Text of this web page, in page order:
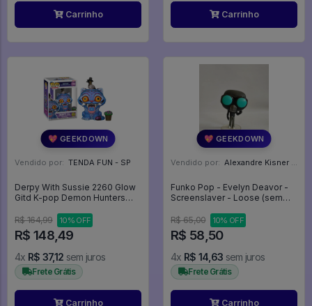
Carrinho Carrinho
💖 GEEKDOWN
Vendido por: TENDA FUN - SP
Derpy With Sussie 2260 Glow
Gitd K-pop Demon Hunters
Hunters - #2259 - Funko Pop -
R$ 164,99 10% OFF
R$ 148,49
4x R$ 37,12 sem juros
Frete Grátis
Carrinho
💖 GEEKDOWN
Vendido por: Alexandre Kisner - PR
Funko Pop - Evelyn Deavor -
Screenslaver - Loose (sem
R$ 65,00
10% OFF
R$ 58,50
4x R$ 14,63 sem juros
Frete Grátis
Carrinho